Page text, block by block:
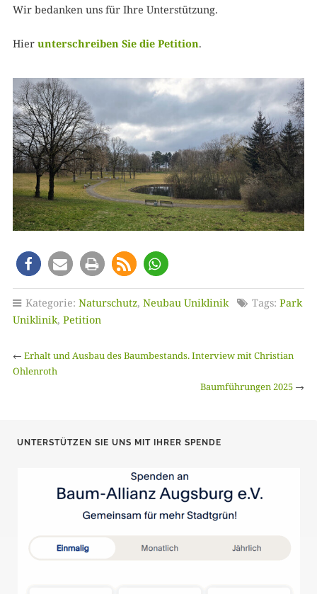
Wir bedanken uns für Ihre Unterstützung.
Hier unterschreiben Sie die Petition.
Kategorie: Naturschutz, Neubau Uniklinik Tags: Park
Uniklinik, Petition
← Erhalt und Ausbau des Baumbestands. Interview mit Christian
Ohlenroth
Baumführungen 2025 →
UNTERSTÜTZEN SIE UNS MIT IHRER SPENDE